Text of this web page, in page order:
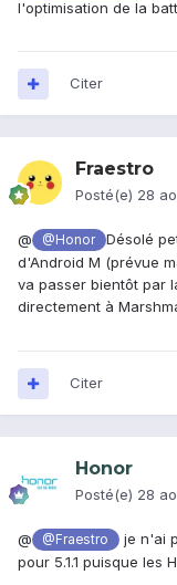
l'optimisation de la
Citer
Fraestro
Posté(e) 28
@ @Honor
Désolé
d'Android M (prévue
va passer bientôt par
directement à
Citer
Honor
Posté(e) 28
@ @Fraestro
je n'ai
pour 5.1.1 puisque les